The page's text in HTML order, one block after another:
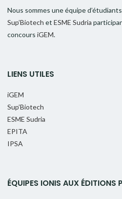
Nous sommes une équipe
Sup’Biotech et ESME Sudria
concours iGEM.
LIENS UTILES
iGEM
Sup’Biotech
ESME Sudria
EPITA
IPSA
ÉQUIPES IONIS AUX ÉDITIONS